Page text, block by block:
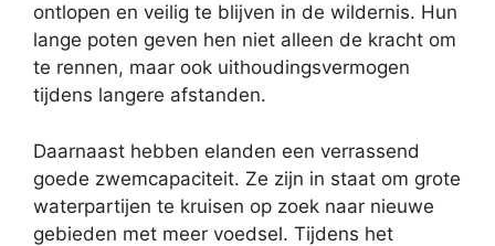
ontlopen en veilig te blijven in de wildernis. Hun
lange poten geven hen niet alleen de kracht om
te rennen, maar ook uithoudingsvermogen
tijdens langere afstanden.
Daarnaast hebben elanden een verrassend
goede zwemcapaciteit. Ze zijn in staat om grote
waterpartijen te kruisen op zoek naar nieuwe
gebieden met meer voedsel. Tijdens het